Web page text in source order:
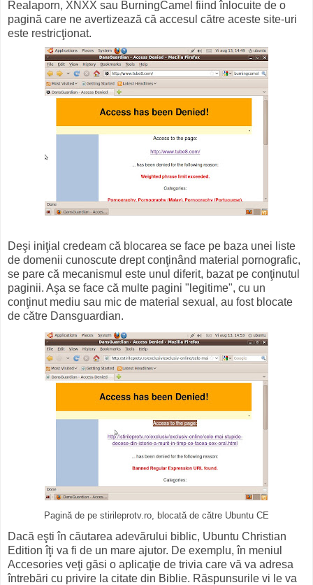
Realaporn, XNXX sau BurningCamel fiind înlocuite de o
pagină care ne avertizează că accesul către aceste site-uri
este restricţionat.
Deşi iniţial credeam că blocarea se face pe baza unei liste
de domenii cunoscute drept conţinând material pornografic,
se pare că mecanismul este unul diferit, bazat pe conţinutul
paginii. Aşa se face că multe pagini "legitime", cu un
conţinut mediu sau mic de material sexual, au fost blocate
de către Dansguardian.
Pagină de pe stirileprotv.ro, blocată de către Ubuntu CE
Dacă eşti în căutarea adevărului biblic, Ubuntu Christian
Edition îţi va fi de un mare ajutor. De exemplu, în meniul
Accesories veţi găsi o aplicaţie de trivia care vă va adresa
întrebări cu privire la citate din Biblie. Răspunsurile vi le va